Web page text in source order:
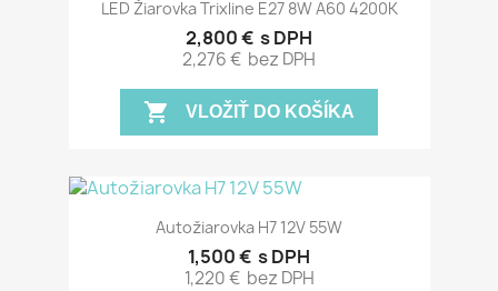
LED Žiarovka Trixline E27 8W A60 4200K
2,800 € s DPH
2,276 € bez DPH
shopping_cart VLOŽIŤ DO KOŠÍKA
Autožiarovka H7 12V 55W
1,500 € s DPH
1,220 € bez DPH